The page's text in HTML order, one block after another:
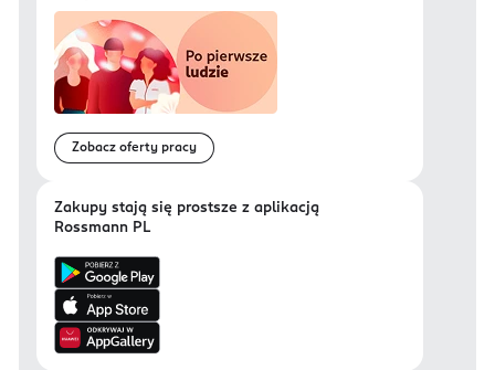
Zobacz oferty pracy
Zakupy stają się prostsze z aplikacją
Rossmann PL